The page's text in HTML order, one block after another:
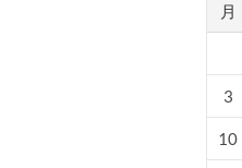
月
3
10